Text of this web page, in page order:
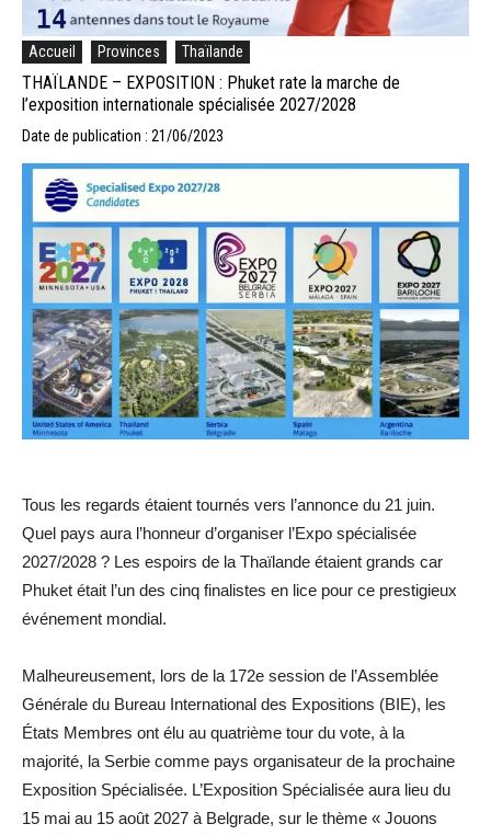
Accueil Provinces Thaïlande
THAÏLANDE – EXPOSITION : Phuket rate la marche de
l’exposition internationale spécialisée 2027/2028
Date de publication : 21/06/2023
Tous les regards étaient tournés vers l’annonce du 21 juin.
Quel pays aura l’honneur d’organiser l’Expo spécialisée
2027/2028 ? Les espoirs de la Thaïlande étaient grands car
Phuket était l’un des cinq finalistes en lice pour ce prestigieux
événement mondial.
Malheureusement, lors de la 172e session de l’Assemblée
Générale du Bureau International des Expositions (BIE), les
États Membres ont élu au quatrième tour du vote, à la
majorité, la Serbie comme pays organisateur de la prochaine
Exposition Spécialisée. L’Exposition Spécialisée aura lieu du
15 mai au 15 août 2027 à Belgrade, sur le thème « Jouons